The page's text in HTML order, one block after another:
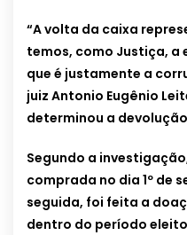
“A volta da caixa
temos, como Justiça, a
que é justamente a
juiz Antonio Eugênio
determinou a
Segundo a
comprada no dia 1º de
seguida, foi feita a
dentro do período